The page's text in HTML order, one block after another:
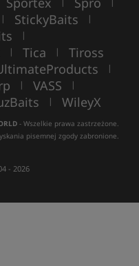
| StickyBaits |
|
| Tica | Tiross
|
| VASS |
| WileyX
- Wszelkie prawa zastrzeżone.
pisemnej zgody zabronione.
- 2026